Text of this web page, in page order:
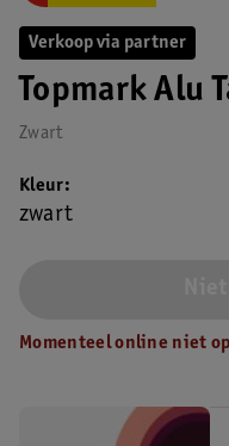
Verkoop via partner
Topmark Alu
Zwart
Kleur
zwart
Momenteel online niet